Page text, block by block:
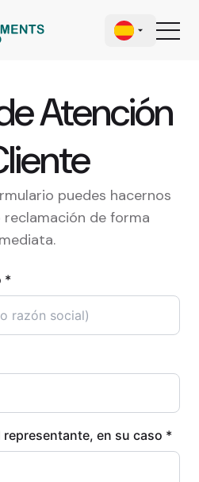
Atención
puedes hacernos
de forma
*
en su caso *